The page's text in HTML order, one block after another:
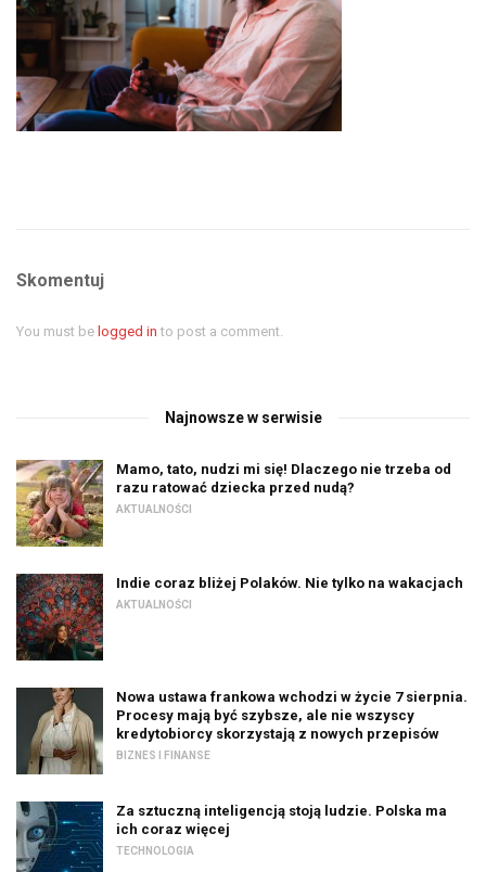
Skomentuj
You must be logged in to post a comment.
Najnowsze w serwisie
Mamo, tato, nudzi mi się! Dlaczego nie trzeba od
razu ratować dziecka przed nudą?
AKTUALNOŚCI
Indie coraz bliżej Polaków. Nie tylko na wakacjach
AKTUALNOŚCI
Nowa ustawa frankowa wchodzi w życie 7 sierpnia.
Procesy mają być szybsze, ale nie wszyscy
kredytobiorcy skorzystają z nowych przepisów
BIZNES I FINANSE
Za sztuczną inteligencją stoją ludzie. Polska ma
ich coraz więcej
TECHNOLOGIA